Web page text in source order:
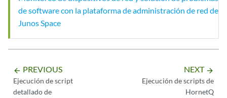
de software con la plataforma de administración de red de
Junos Space
arrow_backward PREVIOUS
Ejecución de script
detallado de
NEXT arrow_forward
Ejecución de scripts de
HornetQ